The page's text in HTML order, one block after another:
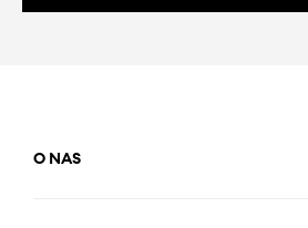
O NAS